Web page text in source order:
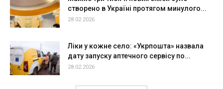
створено в Україні протягом минулого...
28.02.2026
Ліки у кожне село: «Укрпошта» назвала
дату запуску аптечного сервісу по...
28.02.2026